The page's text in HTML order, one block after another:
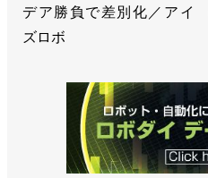
デア勝負で差別化／アイ
ズロボ